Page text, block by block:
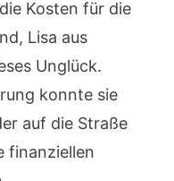
Kosten für die
Lisa aus
Unglück.
konnte sie
auf die Straße
finanziellen